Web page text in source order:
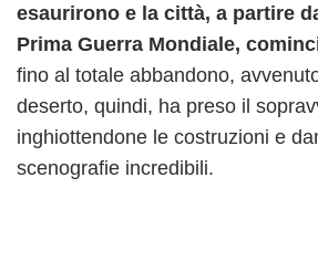
esaurirono e la città, a partire
Prima Guerra Mondiale,
fino al totale abbandono,
deserto, quindi, ha preso il
inghiottendone le costruzioni e
scenografie incredibili.